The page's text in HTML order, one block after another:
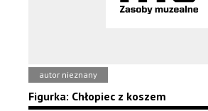
autor nieznany
Figurka: Chłopiec z koszem